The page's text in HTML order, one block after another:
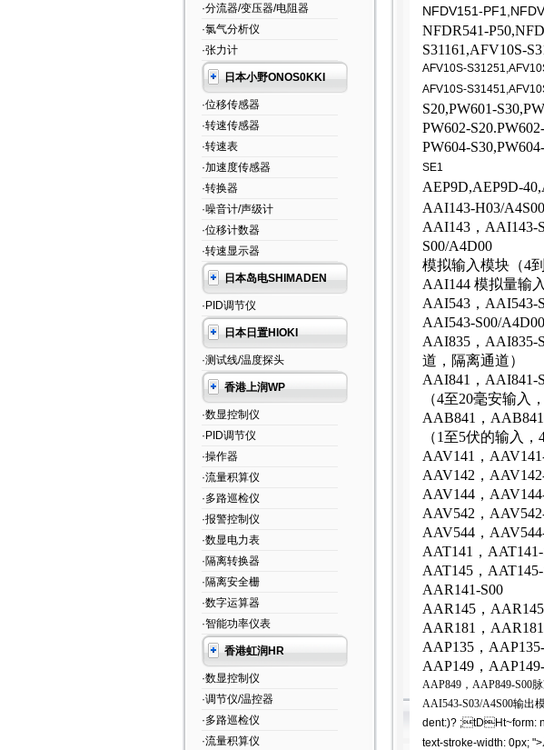
·分流器/变压器/电阻器
·氯气分析仪
·张力计
日本小野ONOS0KKI
·位移传感器
·转速传感器
·转速表
·加速度传感器
·转换器
·噪音计/声级计
·位移计数器
·转速显示器
日本岛电SHIMADEN
·PID调节仪
日本日置HIOKI
·测试线/温度探头
香港上润WP
·数显控制仪
·PID调节仪
·操作器
·流量积算仪
·多路巡检仪
·报警控制仪
·数显电力表
·隔离转换器
·隔离安全栅
·数字运算器
·智能功率仪表
香港虹润HR
·数显控制仪
·调节仪/温控器
·多路巡检仪
·流量积算仪
NFDV151-
NFDR541-
S31161,AFV10S-
AFV10S-
AFV10S-
S20,PW601-
PW602-
PW604-
SE1
AEP9D,AEP9D-
AAI143-H03/
AAI143，AAI143-
S00/A4D00
模拟输入模块（4
AAI144 模拟量输
AAI543，AAI543-
AAI543-S00/
AAI835，AAI835-
道，隔离通道）
AAI841 ，
（4至20毫安输入
AAB841 ，
（1至5伏的输入
AAV141 ，
AAV142 ，
AAV144，
AAV542 ，
AAV544，
AAT141 ，
AAT145，
AAR141-S00
AAR145，
AAR181 ，
AAP135，
AAP149，
AAP849，AAP849-S00
AAI543-S03/A4S00输出
dent:)? ;tDHt~form:
text-stroke-width: 0px; ">